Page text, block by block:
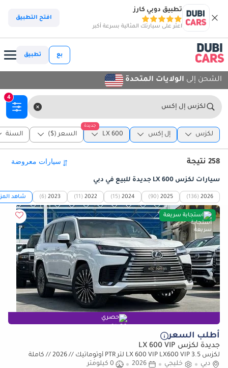
تطبيق دوبي كارز
اعثر على سيارتك المثالية بسرعة أكبر
افتح التطبيق
بع تطبيق
الشحن إلى الولايات المتحدة
لكزس إل إكس
4
لكزس إل إكس
جديدة
LX 600 السعر ($) السنة
258 نتيجة
سيارات لكزس LX 600 جديدة للبيع في دبي
2026
(136)
2025
(90)
2024
(15)
2022
(11)
2023
(6) شاهد
استجابة سريعة
حصري
أطلب السعر
جديدة لكزس LX 600 VIP
لكزس LX 600 VIP LX600 VIP 3.5 لتر PTR أوتوماتيك // 2026 // كاملة
المواصفات: مقاعد VIP، رادار وشاشة عرض رأسية، كاميرا
دبي خليجي 2026
0 كيلومتر